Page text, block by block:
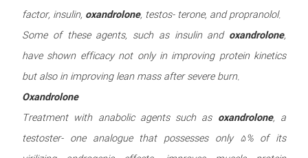
factor, insulin, oxandrolone, testos- terone, and propranolol.
Some of these agents, such as insulin and oxandrolone,
have shown efficacy not only in improving protein kinetics
Oxandrolone
Treatment with anabolic agents such as oxandrolone, a
testoster- one analogue that possesses only 5% of its